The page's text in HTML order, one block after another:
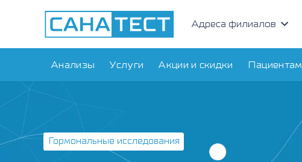
Адреса филиалов
Анализы Услуги Акции и скидки Пациентам
Гормональные исследования